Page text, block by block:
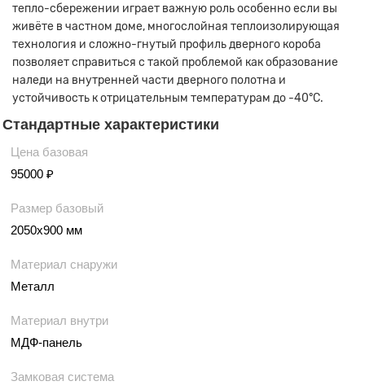
тепло-сбережении играет важную роль особенно если вы
живёте в частном доме, многослойная теплоизолирующая
технология и сложно-гнутый профиль дверного короба
позволяет справиться с такой проблемой как образование
наледи на внутренней части дверного полотна и
устойчивость к отрицательным температурам до -40°С.
Стандартные характеристики
Цена базовая
95000 ₽
Размер базовый
2050х900 мм
Материал снаружи
Металл
Материал внутри
МДФ-панель
Замковая система